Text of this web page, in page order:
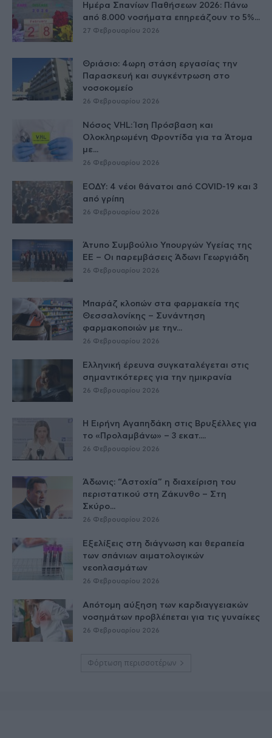
Ημέρα Σπανίων Παθήσεων 2026: Πάνω
από 8.000 νοσήματα επηρεάζουν το 5%...
27 Φεβρουαρίου 2026
Θριάσιο: 4ωρη στάση εργασίας την
Παρασκευή και συγκέντρωση στο
νοσοκομείο
26 Φεβρουαρίου 2026
Νόσος VHL: Ίση Πρόσβαση και
Ολοκληρωμένη Φροντίδα για τα Άτομα
με...
26 Φεβρουαρίου 2026
ΕΟΔΥ: 4 νέοι θάνατοι από COVID-19 και 3
από γρίπη
26 Φεβρουαρίου 2026
Άτυπο Συμβούλιο Υπουργών Υγείας της
ΕE – Οι παρεμβάσεις Άδωνι Γεωργιάδη
26 Φεβρουαρίου 2026
Μπαράζ κλοπών στα φαρμακεία της
Θεσσαλονίκης – Συνάντηση
φαρμακοποιών με την...
26 Φεβρουαρίου 2026
Ελληνική έρευνα συγκαταλέγεται στις
σημαντικότερες για την ημικρανία
26 Φεβρουαρίου 2026
Η Ειρήνη Αγαπηδάκη στις Βρυξέλλες για
το «Προλαμβάνω» – 3 εκατ....
26 Φεβρουαρίου 2026
Άδωνις: “Αστοχία” η διαχείριση του
περιστατικού στη Ζάκυνθο – Στη
Σκύρο...
26 Φεβρουαρίου 2026
Εξελίξεις στη διάγνωση και θεραπεία
των σπάνιων αιματολογικών
νεοπλασμάτων
26 Φεβρουαρίου 2026
Απότομη αύξηση των καρδιαγγειακών
νοσημάτων προβλέπεται για τις γυναίκες
26 Φεβρουαρίου 2026
Φόρτωση περισσοτέρων